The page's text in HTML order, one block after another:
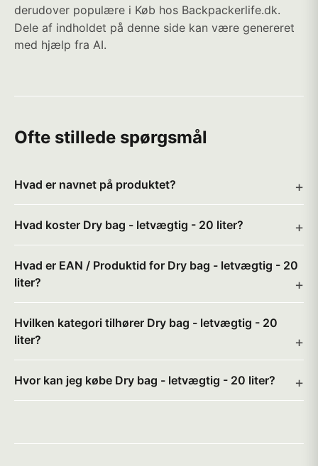
derudover populære i Køb hos Backpackerlife.dk.
Dele af indholdet på denne side kan være genereret
med hjælp fra AI.
Ofte stillede spørgsmål
Hvad er navnet på produktet?
Hvad koster Dry bag - letvægtig - 20 liter?
Hvad er EAN / Produktid for Dry bag - letvægtig - 20
liter?
Hvilken kategori tilhører Dry bag - letvægtig - 20
liter?
Hvor kan jeg købe Dry bag - letvægtig - 20 liter?